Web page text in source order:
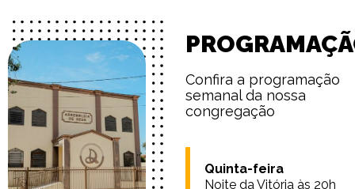
Confira a programação
semanal da nossa
congregação
Quinta-feira
Noite da Vitória às 20h